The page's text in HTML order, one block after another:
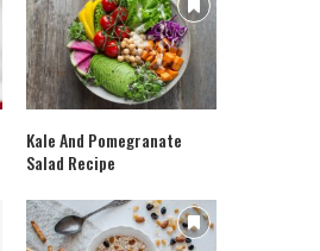
Kale And Pomegranate
Salad Recipe